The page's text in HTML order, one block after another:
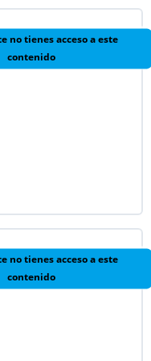
no tienes acceso a este
contenido
no tienes acceso a este
contenido